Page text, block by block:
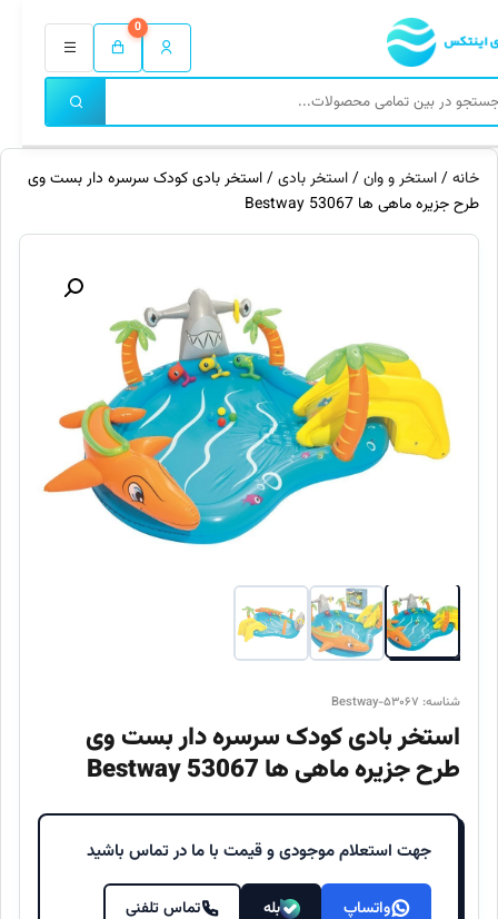
0
خانه/استخر و وان/استخر بادی/ استخر بادی کودک سرسره دار بست وی
طرح جزیره ماهی ها 53067 Bestway
شناسه: Bestway-۵۳۰۶۷
استخر بادی کودک سرسره دار بست وی
طرح جزیره ماهی ها 53067 Bestway
جهت استعلام موجودی و قیمت با ما در تماس باشید
واتساپ بله تماس تلفنی